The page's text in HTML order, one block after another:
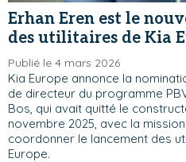
Erhan Eren est le
des utilitaires de Kia
Publié le 4 mars 2026
Kia Europe annonce la
de directeur du programme
Bos, qui avait quitté le
novembre 2025, avec la
coordonner le lancement des
Europe.